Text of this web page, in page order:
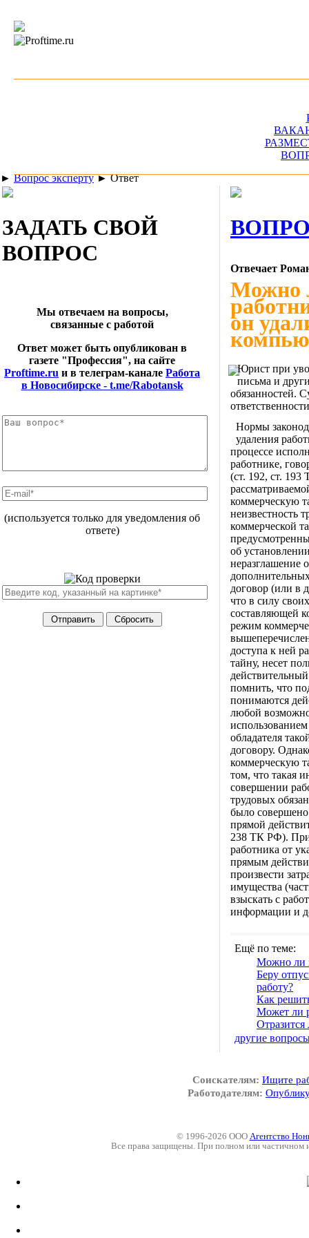
► Вопрос эксперту►Ответ
ЗАДАТЬ СВОЙ
ВОПРОС
Мы отвечаем на вопросы,
связанные с работой
Ответ может быть опубликован в
газете "Профессия", на сайте
Proftime.ru и в телеграм-канале Работа
в Новосибирске - t.me/Rabotansk
(используется только для уведомления об
ответе)
Отвечает
Можно
он
Юрист при
письма и
обязанностей.
Нормы
удаления
процессе
работнике,
(ст. 192, ст.
коммерческую
неизвестность
коммерческой
об
неразглашение
договор (или в
что в силу
составляющей
режим
доступа к ней
тайну, несет
помнить, что
понимаются
любой
обладателя
договору.
коммерческую
том, что такая
совершении
трудовых
было совершено
прямой
238 ТК РФ).
работника от
прямым
произвести
имущества
взыскать с
информации и
Ещё по теме:
Можно ли
Беру
работу?
Как
Может ли
Отразится
другие
Соискателям: Ищите
Работодателям:
© 1996-2026 ООО Агентство
Все права защищены. При полном или частичном